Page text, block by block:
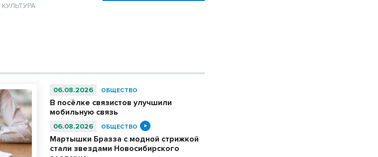
КУЛЬТУРА
06.08.2026 ОБЩЕСТВО
В посёлке связистов улучшили
мобильную связь
06.08.2026 ОБЩЕСТВО
Мартышки Бразза с модной стрижкой
стали звездами Новосибирского